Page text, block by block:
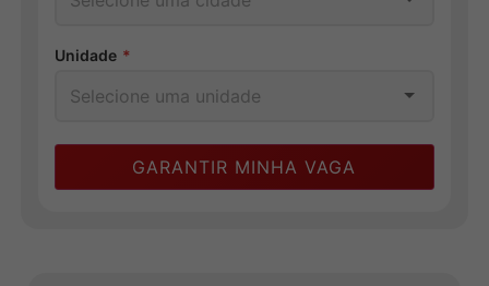
Unidade *
GARANTIR MINHA VAGA